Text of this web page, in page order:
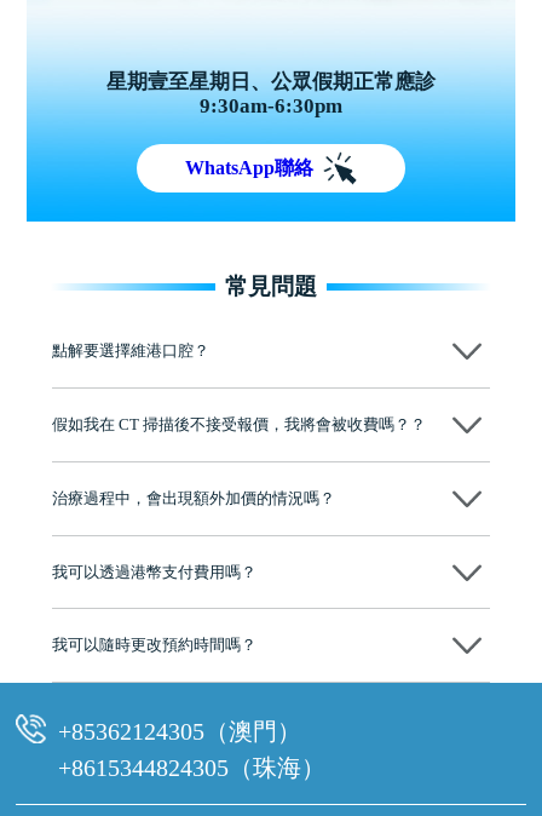
星期壹至星期日、公眾假期正常應診
9:30am-6:30pm
WhatsApp聯絡
常見問題
點解要選擇維港口腔？
牌」、「2025香港企業領袖品牌」，是諾貝爾種植系統全球放心植牙中
至今已服務超過三十個國家和地區的顧客，受到粵港澳大灣區及周邊城
有咨詢及服務保障中心，有任何問題都可以隨時預約免費咨詢，讓人十
假如我在 CT 掃描後不接受報價，我將會被收費嗎？？
治療過程中，會出現額外加價的情況嗎？
我可以透過港幣支付費用嗎？
可以。維港口腔會按照當日匯率轉算收取費用，而匯率會及時告知客人
我可以隨時更改預約時間嗎？
+85362124305（澳門）
+8615344824305（珠海）